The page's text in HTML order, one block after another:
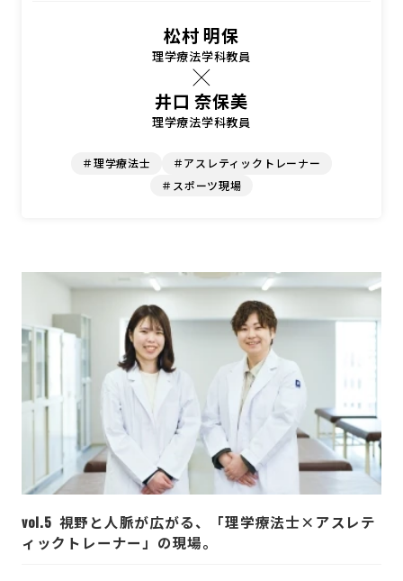
松村 明保
理学療法学科教員
井口 奈保美
理学療法学科教員
＃理学療法士
＃アスレティックトレーナー
＃スポーツ現場
鍼灸学科１年
杉山 匡人
PHIピラティスジャパンマスタートレーナー
＃フィットネスの可能性
鍼灸学科２年生
鈴木 翔太
鍼灸学科３年生
柔道整復学科教員
徳永 加津也
柔道整復学科卒業生
梅本 裕幸さん
柔道整復学科卒業生
田中 雅博
柔道整復学科学科長
＃柔道整復師 ＃スポーツ ＃トレーナー
vol.5 視野と人脈が広がる、「理学療法士×アスレテ
ィックトレーナー」の現場。